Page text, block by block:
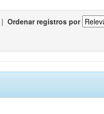
| Ordenar registros por